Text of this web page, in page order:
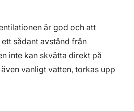
är god och att
sådant avstånd från
inte kan skvätta direkt på
vanligt vatten, torkas upp